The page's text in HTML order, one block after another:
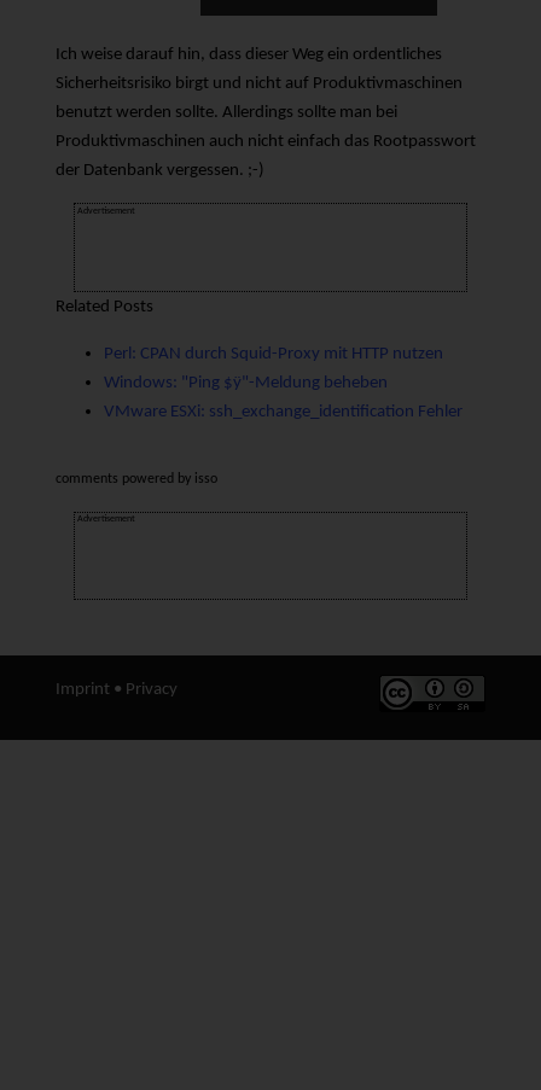
Ich weise darauf hin, dass dieser Weg ein ordentliches
Sicherheitsrisiko birgt und nicht auf Produktivmaschinen
benutzt werden sollte. Allerdings sollte man bei
Produktivmaschinen auch nicht einfach das Rootpasswort
der Datenbank vergessen. ;-)
Advertisement
Related Posts
Perl: CPAN durch Squid-Proxy mit HTTP nutzen
Windows: "Ping $ÿ"-Meldung beheben
VMware ESXi: ssh_exchange_identification Fehler
comments powered by isso
Advertisement
Imprint• Privacy